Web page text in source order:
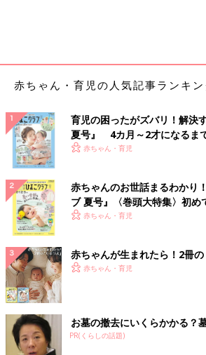
赤ちゃん・育児の人気記事ランキン
育児の困ったがズバリ！解決
夏号』 4カ月～2才になるま
いっぱい！
赤ちゃん・育児
赤ちゃんのお世話まるわかり
ブ 夏号』〈巻頭大特集〉初め
く！ おっぱい・ミルクの基本
赤ちゃん・育児
赤ちゃんが生まれたら！2冊の
赤ちゃん・育児
お墓の撤去にいくらかかる？
PR(くらしの話題)